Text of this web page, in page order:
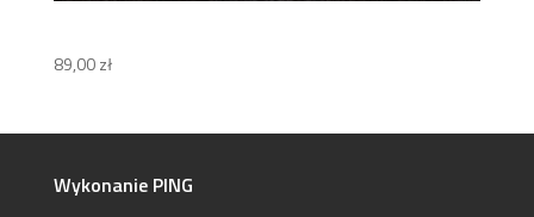
89,00zł
Wykonanie PING